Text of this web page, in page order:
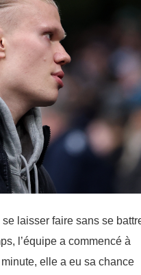
laisser faire sans se
l’équipe a commencé à
elle a eu sa chance